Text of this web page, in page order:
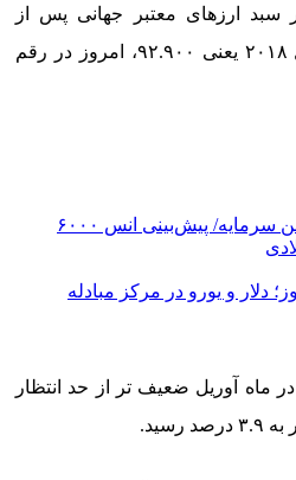
سبد ارزهای معتبر جهانی پس از
رسیدن به بالاترین رقم سال ۲۰۱۸ یعنی ۹۲.۹۰۰، امروز در رقم
طلا همچنان پناهگاه امن سرمایه/ پیش‌بینی انس ۶۰۰۰
دلار و یورو در مرکز مبادله
ماه آوریل ضعیف تر از حد انتظار